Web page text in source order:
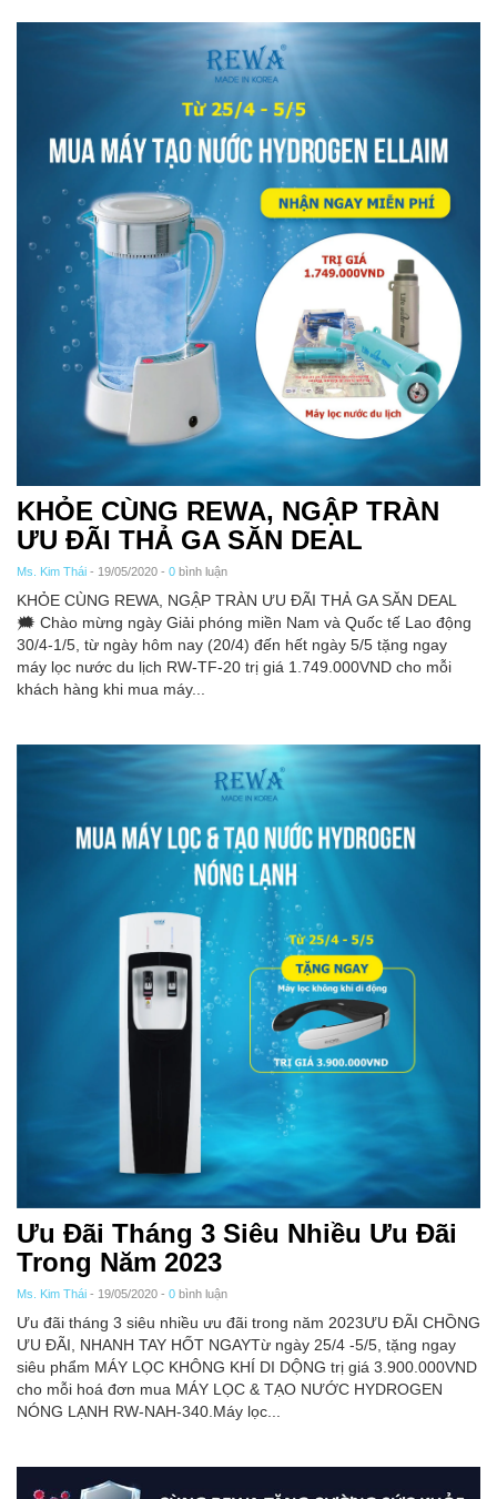
KHỎE CÙNG REWA, NGẬP TRÀN
ƯU ĐÃI THẢ GA SĂN DEAL
Ms. Kim Thái - 19/05/2020 - 0 bình luận
KHỎE CÙNG REWA, NGẬP TRÀN ƯU ĐÃI THẢ GA SĂN DEAL
🗯 Chào mừng ngày Giải phóng miền Nam và Quốc tế Lao động
30/4-1/5, từ ngày hôm nay (20/4) đến hết ngày 5/5 tặng ngay
máy lọc nước du lịch RW-TF-20 trị giá 1.749.000VND cho mỗi
khách hàng khi mua máy...
Ưu Đãi Tháng 3 Siêu Nhiều Ưu Đãi
Trong Năm 2023
Ms. Kim Thái - 19/05/2020 - 0 bình luận
Ưu đãi tháng 3 siêu nhiều ưu đãi trong năm 2023ƯU ĐÃI CHỒNG
ƯU ĐÃI, NHANH TAY HỐT NGAYTừ ngày 25/4 -5/5, tặng ngay
siêu phẩm MÁY LỌC KHÔNG KHÍ DI DỘNG trị giá 3.900.000VND
cho mỗi hoá đơn mua MÁY LỌC & TẠO NƯỚC HYDROGEN
NÓNG LẠNH RW-NAH-340.Máy lọc...